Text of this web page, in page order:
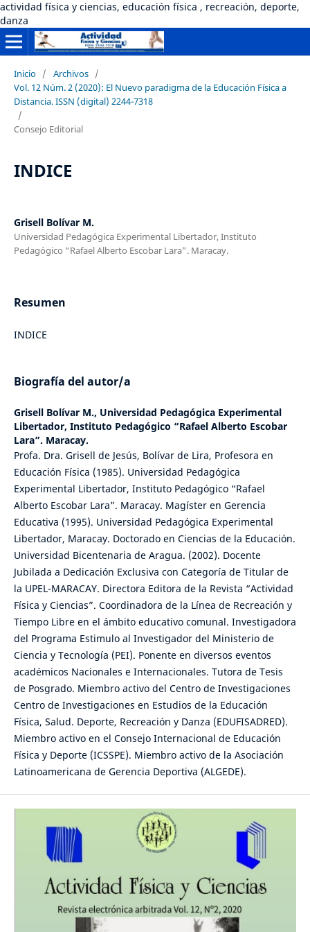
actividad física y ciencias, educación física , recreación, deporte,
danza
Inicio / Archivos /
Vol. 12 Núm. 2 (2020): El Nuevo paradigma de la Educación Física a
Distancia. ISSN (digital) 2244-7318
/
Consejo Editorial
INDICE
Grisell Bolívar M.
Universidad Pedagógica Experimental Libertador, Instituto
Pedagógico “Rafael Alberto Escobar Lara”. Maracay.
Resumen
INDICE
Biografía del autor/a
Grisell Bolívar M., Universidad Pedagógica Experimental
Libertador, Instituto Pedagógico “Rafael Alberto Escobar
Lara”. Maracay.
Profa. Dra. Grisell de Jesús, Bolívar de Lira, Profesora en
Educación Física (1985). Universidad Pedagógica
Experimental Libertador, Instituto Pedagógico “Rafael
Alberto Escobar Lara”. Maracay. Magíster en Gerencia
Educativa (1995). Universidad Pedagógica Experimental
Libertador, Maracay. Doctorado en Ciencias de la Educación.
Universidad Bicentenaria de Aragua. (2002). Docente
Jubilada a Dedicación Exclusiva con Categoría de Titular de
la UPEL-MARACAY. Directora Editora de la Revista “Actividad
Física y Ciencias”. Coordinadora de la Línea de Recreación y
Tiempo Libre en el ámbito educativo comunal. Investigadora
del Programa Estimulo al Investigador del Ministerio de
Ciencia y Tecnología (PEI). Ponente en diversos eventos
académicos Nacionales e Internacionales. Tutora de Tesis
de Posgrado. Miembro activo del Centro de Investigaciones
Centro de Investigaciones en Estudios de la Educación
Física, Salud. Deporte, Recreación y Danza (EDUFISADRED).
Miembro activo en el Consejo Internacional de Educación
Física y Deporte (ICSSPE). Miembro activo de la Asociación
Latinoamericana de Gerencia Deportiva (ALGEDE).